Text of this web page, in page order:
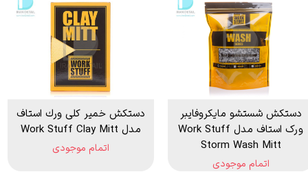
دستکش شستشو مایکروفایبر
ورک استاف مدل Work Stuff
Storm Wash Mitt
اتمام موجودی
دستكش خمير كلی ورك استاف
مدل Work Stuff Clay Mitt
اتمام موجودی